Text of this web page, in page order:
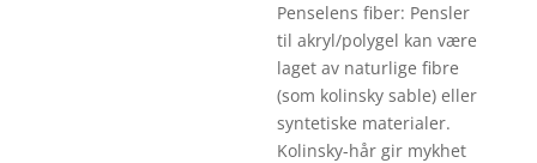
Penselens fiber: Pensler
til akryl/polygel kan være
laget av naturlige fibre
(som kolinsky sable) eller
syntetiske materialer.
Kolinsky-hår gir mykhet